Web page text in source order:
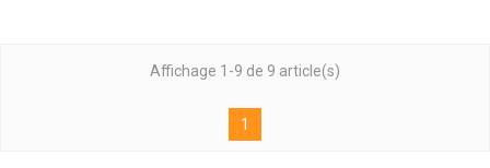
Affichage 1-9 de 9 article(s)
1